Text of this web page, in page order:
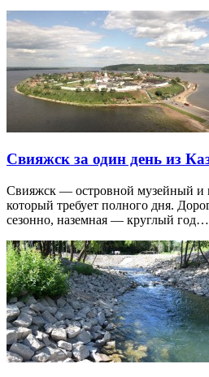
Свияжск за один день из
Свияжск — островной музейный и
который требует полного дня.
сезонно, наземная — круглый год…